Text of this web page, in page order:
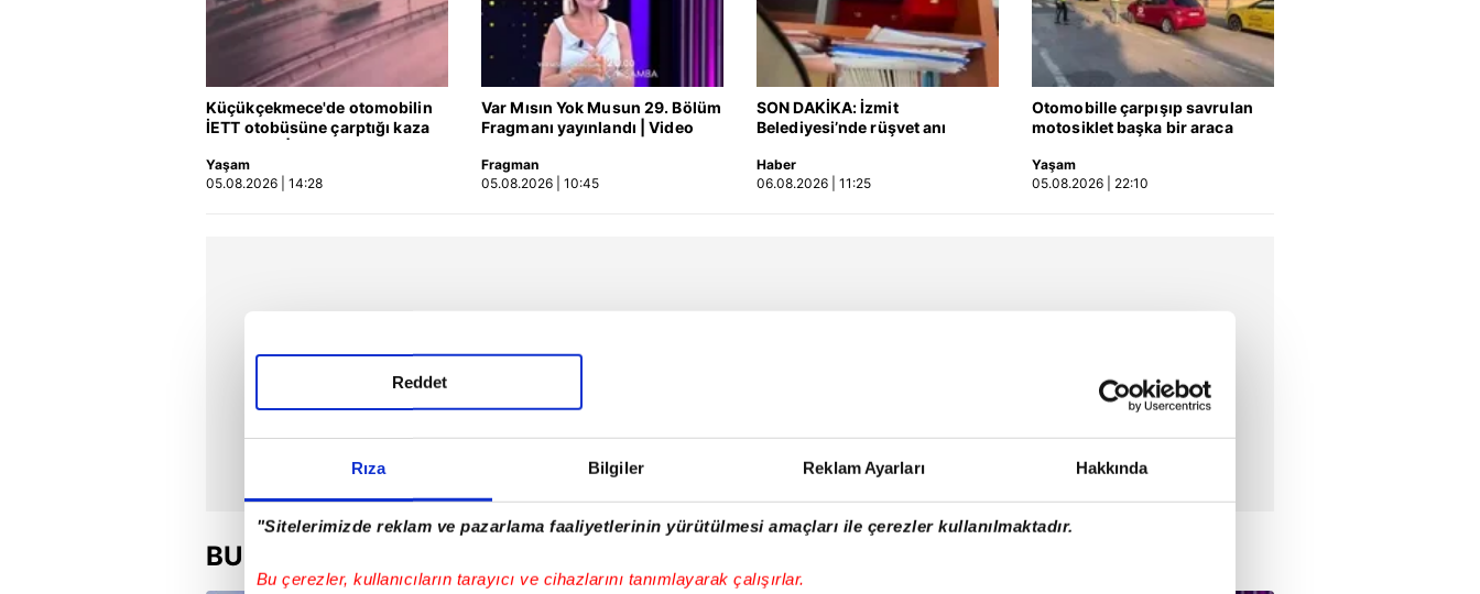
Rıza Bilgiler Reklam Ayarları Hakkında
"Sitelerimizde reklam ve pazarlama faaliyetlerinin yürütülmesi amaçları ile çerezler kullanılmaktadır.
Bu çerezler, kullanıcıların tarayıcı ve cihazlarını tanımlayarak çalışırlar.
Reddet
Küçükçekmece'de otomobilin
İETT otobüsüne çarptığı kaza
Yaşam
05.08.2026 | 14:28
Var Mısın Yok Musun 29. Bölüm
Fragmanı yayınlandı | Video
Fragman
05.08.2026 | 10:45
SON DAKİKA: İzmit
Belediyesi’nde rüşvet anı
sıkıştırdım… Üstüne de zarf
attım müdürüm!" | Video
Haber
06.08.2026 | 11:25
Otomobille çarpışıp savrulan
motosiklet başka bir araca
Yaşam
05.08.2026 | 22:10
BU HAFTA